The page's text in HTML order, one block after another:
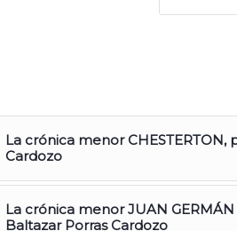
La crónica menor CHESTERTON,
Cardozo
La crónica menor JUAN
Baltazar Porras Cardozo